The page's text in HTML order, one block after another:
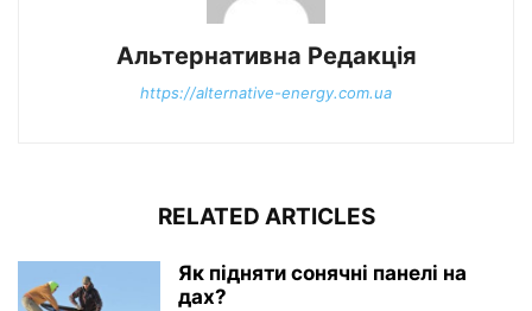
Альтернативна Редакція
https://alternative-energy.com.ua
RELATED ARTICLES
Як підняти сонячні панелі на
дах?